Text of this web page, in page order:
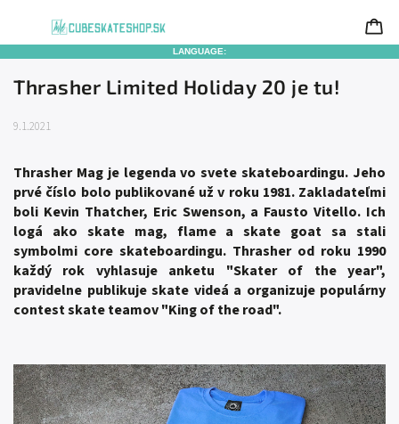
LANGUAGE:
Thrasher Limited Holiday 20 je tu!
9.1.2021
Thrasher Mag je legenda vo svete skateboardingu. Jeho
prvé číslo bolo publikované už v roku 1981. Zakladateľmi
boli Kevin Thatcher, Eric Swenson, a Fausto Vitello. Ich
logá ako skate mag, flame a skate goat sa stali
symbolmi core skateboardingu. Thrasher od roku 1990
každý rok vyhlasuje anketu "Skater of the year",
pravidelne publikuje skate videá a organizuje populárny
contest skate teamov "King of the road".